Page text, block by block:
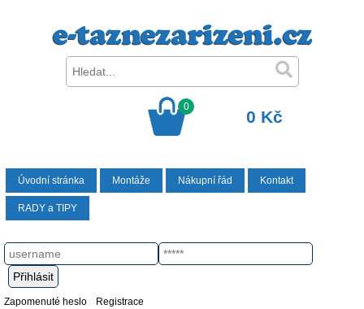
0
0 Kč
Úvodní stránka Montáže Nákupní řád Kontakt
RADY a TIPY
Zapomenuté heslo Registrace